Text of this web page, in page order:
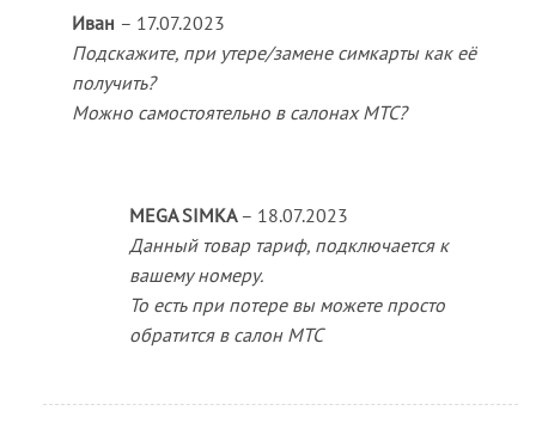
Иван – 17.07.2023
Подскажите, при утере/замене симкарты как её
получить?
Можно самостоятельно в салонах МТС?
MEGA SIMKA – 18.07.2023
Данный товар тариф, подключается к
вашему номеру.
То есть при потере вы можете просто
обратится в салон МТС